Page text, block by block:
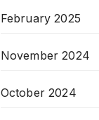
February 2025
November 2024
October 2024